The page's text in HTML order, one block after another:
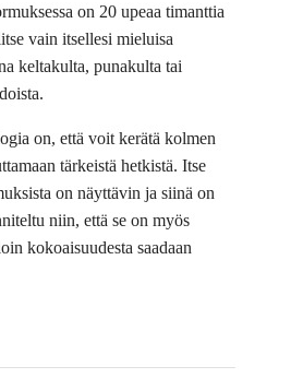
on 20 upeaa timanttia
vain itsellesi mieluisa
keltakulta, punakulta tai
on, että voit kerätä kolmen
tärkeistä hetkistä. Itse
on näyttävin ja siinä on
niin, että se on myös
kokoaisuudesta saadaan